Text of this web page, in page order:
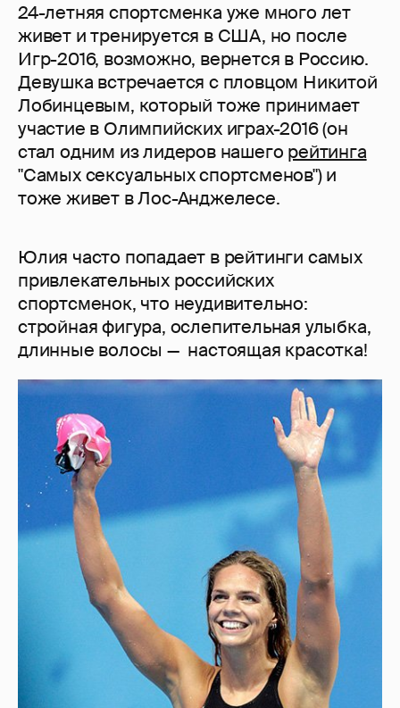
24-летняя спортсменка уже много лет
живет и тренируется в США, но после
Игр-2016, возможно, вернется в Россию.
Девушка встречается с пловцом Никитой
Лобинцевым, который тоже принимает
участие в Олимпийских играх-2016 (он
стал одним из лидеров нашего рейтинга
"Самых сексуальных спортсменов") и
тоже живет в Лос-Анджелесе.
Юлия часто попадает в рейтинги самых
привлекательных российских
спортсменок, что неудивительно:
стройная фигура, ослепительная улыбка,
длинные волосы — настоящая красотка!